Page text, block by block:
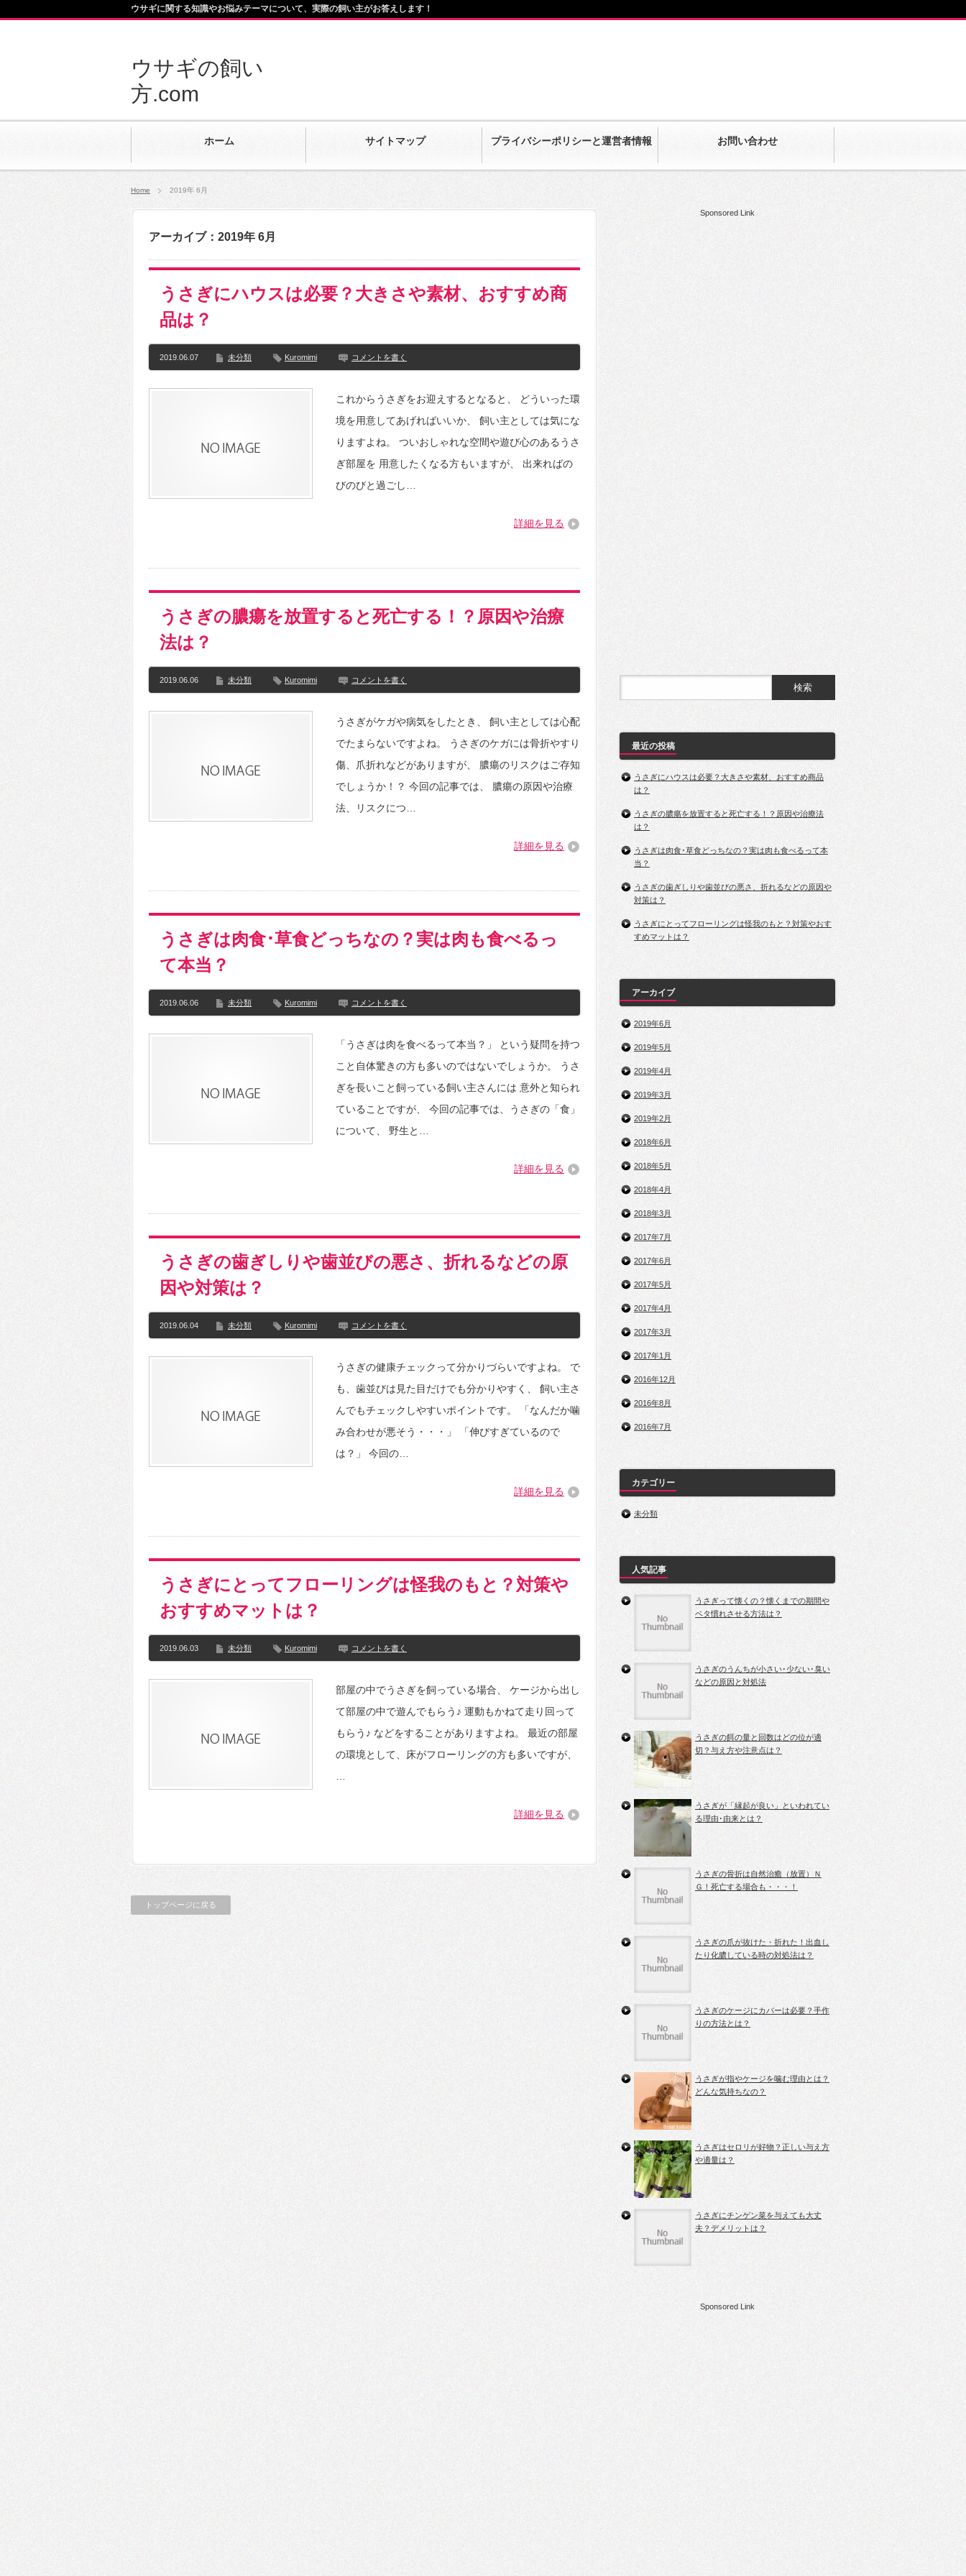
ウサギの飼い
方.com
ホーム サイトマップ プライバシーポリシーと運営者情報 お問い合わせ
ウサギに関する知識やお悩みテーマについて、実際の飼い主がお答えします！
Home 2019年 6月
アーカイブ：2019年 6月
うさぎにハウスは必要？大きさや素材、おすすめ商
品は？
2019.06.07 未分類 Kuromimi コメントを書く
これからうさぎをお迎えするとなると、 どういった環
境を用意してあげればいいか、 飼い主としては気にな
りますよね。 ついおしゃれな空間や遊び心のあるうさ
ぎ部屋を 用意したくなる方もいますが、 出来ればの
びのびと過ごし…
詳細を見る
うさぎの膿瘍を放置すると死亡する！？原因や治療
法は？
2019.06.06 未分類 Kuromimi コメントを書く
うさぎがケガや病気をしたとき、 飼い主としては心配
でたまらないですよね。 うさぎのケガには骨折やすり
傷、爪折れなどがありますが、 膿瘍のリスクはご存知
でしょうか！？ 今回の記事では、 膿瘍の原因や治療
法、リスクにつ…
詳細を見る
うさぎは肉食･草食どっちなの？実は肉も食べるっ
て本当？
2019.06.06 未分類 Kuromimi コメントを書く
「うさぎは肉を食べるって本当？」 という疑問を持つ
こと自体驚きの方も多いのではないでしょうか。 うさ
ぎを長いこと飼っている飼い主さんには 意外と知られ
ていることですが、 今回の記事では、うさぎの「食」
について、 野生と…
詳細を見る
うさぎの歯ぎしりや歯並びの悪さ、折れるなどの原
因や対策は？
2019.06.04 未分類 Kuromimi コメントを書く
うさぎの健康チェックって分かりづらいですよね。 で
も、歯並びは見た目だけでも分かりやすく、 飼い主さ
んでもチェックしやすいポイントです。 「なんだか噛
み合わせが悪そう・・・」 「伸びすぎているので
は？」 今回の…
詳細を見る
うさぎにとってフローリングは怪我のもと？対策や
おすすめマットは？
2019.06.03 未分類 Kuromimi コメントを書く
部屋の中でうさぎを飼っている場合、 ケージから出し
て部屋の中で遊んでもらう♪ 運動もかねて走り回って
もらう♪ などをすることがありますよね。 最近の部屋
の環境として、床がフローリングの方も多いですが、
詳細を見る
トップページに戻る
Sponsored Link
最近の投稿
うさぎにハウスは必要？大きさや素材、おすすめ商品
は？
うさぎの膿瘍を放置すると死亡する！？原因や治療法
は？
うさぎは肉食･草食どっちなの？実は肉も食べるって本
当？
うさぎの歯ぎしりや歯並びの悪さ、折れるなどの原因や
対策は？
うさぎにとってフローリングは怪我のもと？対策やおす
すめマットは？
アーカイブ
2019年6月
2019年5月
2019年4月
2019年3月
2019年2月
2018年6月
2018年5月
2018年4月
2018年3月
2017年7月
2017年6月
2017年5月
2017年4月
2017年3月
2017年1月
2016年12月
2016年8月
2016年7月
カテゴリー
未分類
人気記事
うさぎって懐くの？懐くまでの期間や
ベタ慣れさせる方法は？
うさぎのうんちが小さい･少ない･臭い
などの原因と対処法
うさぎの餌の量と回数はどの位が適
切？与え方や注意点は？
うさぎが「縁起が良い」といわれてい
る理由･由来とは？
うさぎの骨折は自然治癒（放置）Ｎ
Ｇ！死亡する場合も・・・！
うさぎの爪が抜けた・折れた！出血し
たり化膿している時の対処法は？
うさぎのケージにカバーは必要？手作
りの方法とは？
うさぎが指やケージを噛む理由とは？
どんな気持ちなの？
うさぎはセロリが好物？正しい与え方
や適量は？
うさぎにチンゲン菜を与えても大丈
夫？デメリットは？
Sponsored Link